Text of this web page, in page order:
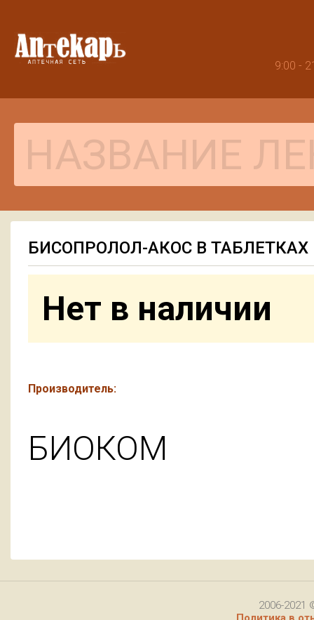
9:00 -
БИСОПРОЛОЛ-АКОС В
Нет в наличии
Производитель:
БИОКОМ
2006-2021